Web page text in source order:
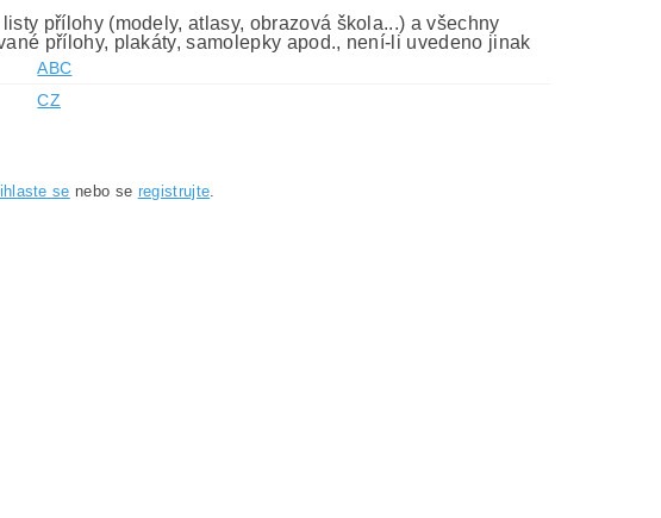
přílohy (modely, atlasy, obrazová škola...) a všechny
přílohy, plakáty, samolepky apod., není-li uvedeno jinak
ABC
CZ
se nebo se registrujte.